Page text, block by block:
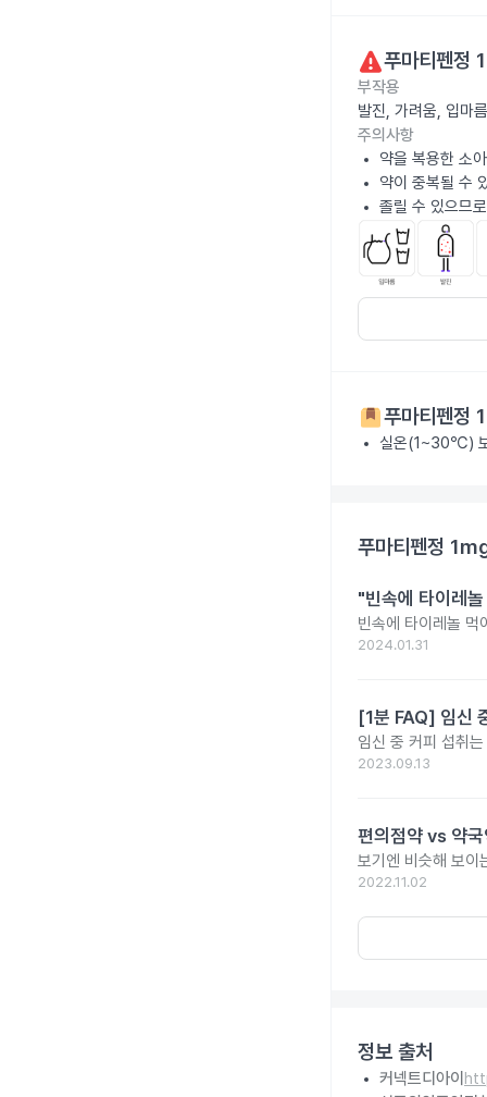
푸마티펜정
부작용
발진, 가려움, 입마
주의사항
약을 복용한 소
약이 중복될 수
졸릴 수 있으므
푸마티펜정
실온(1~30℃)
푸마티펜정
"빈속에 타이레
빈속에 타이레놀 먹
2024.01.31
[1분 FAQ] 임신
임신 중 커피 섭취
2023.09.13
편의점약 vs 약
보기엔 비슷해 보이
2022.11.02
정보 출처
커넥트디아이